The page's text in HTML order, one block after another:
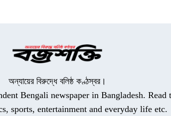
অন্যায়ের বিরুদ্ধে বলিষ্ঠ কণ্ঠস্বর।
Bengali newspaper in Bangladesh. Read
sports, entertainment and everyday life etc.